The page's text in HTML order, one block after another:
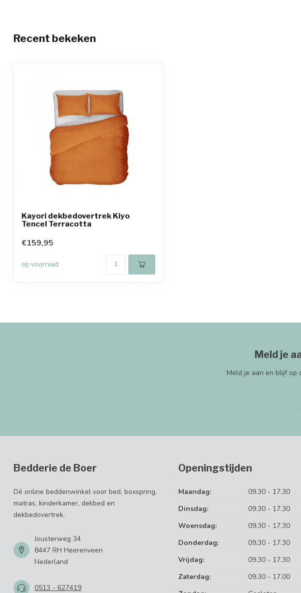
Recent bekeken
Kayori dekbedovertrek Kiyo
Tencel Terracotta
€159,95
op voorraad
Meld je
Meld je aan en blijf op
Bedderie de Boer
Dé online beddenwinkel voor bed, boxspring,
matras, kinderkamer, dekbed en
dekbedovertrek.
Jousterweg 34
8447 RH Heerenveen
Nederland
0513 - 627419
Openingstijden
Maandag:
09.30 - 17.30
Dinsdag:
09.30 - 17.30
Woensdag:
09.30 - 17.30
Donderdag:
09.30 - 17.30
Vrijdag:
09.30 - 17.30
Zaterdag:
09.30 - 17.00